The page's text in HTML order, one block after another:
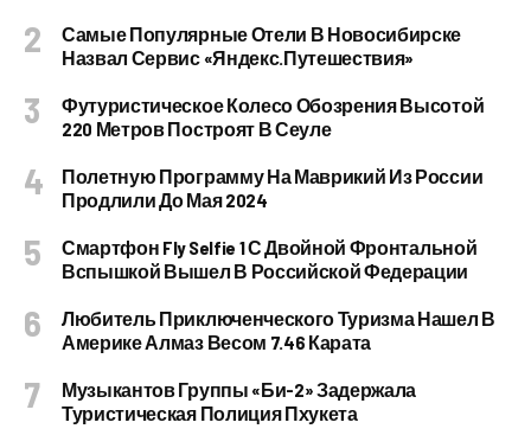
Самые Популярные Отели В Новосибирске
Назвал Сервис «Яндекс.Путешествия»
Футуристическое Колесо Обозрения Высотой
220 Метров Построят В Сеуле
Полетную Программу На Маврикий Из России
Продлили До Мая 2024
Смартфон Fly Selfie 1 С Двойной Фронтальной
Вспышкой Вышел В Российской Федерации
Любитель Приключенческого Туризма Нашел В
Америке Алмаз Весом 7.46 Карата
Музыкантов Группы «Би-2» Задержала
Туристическая Полиция Пхукета